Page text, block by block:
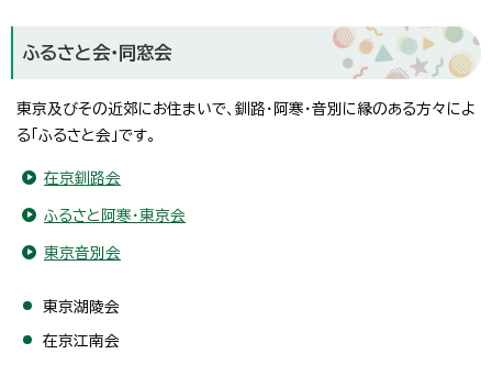
ふるさと会・同窓会
東京及びその近郊にお住まいで、釧路・阿寒・音別に縁のある方々によ
る「ふるさと会」です。
在京釧路会
ふるさと阿寒・東京会
東京音別会
東京湖陵会
在京江南会